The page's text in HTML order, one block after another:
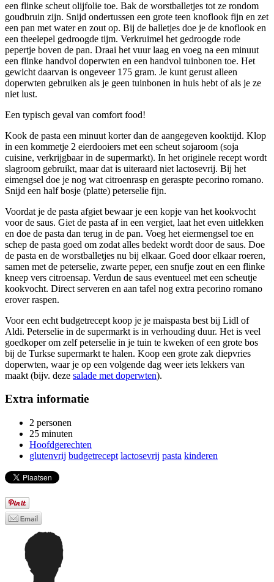
een flinke scheut olijfolie toe. Bak de worstballetjes tot ze rondom
goudbruin zijn. Snijd ondertussen een grote teen knoflook fijn en zet
een pan met water en zout op. Bij de balletjes doe je de knoflook en
een theelepel gedroogde tijm. Verkruimel het gedroogde rode
pepertje boven de pan. Draai het vuur laag en voeg na een minuut
een flinke handvol doperwten en een handvol tuinbonen toe. Het
gewicht daarvan is ongeveer 175 gram. Je kunt gerust alleen
doperwten gebruiken als je geen tuinbonen in huis hebt of als je ze
niet lust.
Een typisch geval van comfort food!
Kook de pasta een minuut korter dan de aangegeven kooktijd. Klop
in een kommetje 2 eierdooiers met een scheut sojaroom (soja
cuisine, verkrijgbaar in de supermarkt). In het originele recept wordt
slagroom gebruikt, maar dat is uiteraard niet lactosevrij. Bij het
eimengsel doe je nog wat citroenrasp en geraspte pecorino romano.
Snijd een half bosje (platte) peterselie fijn.
Voordat je de pasta afgiet bewaar je een kopje van het kookvocht
voor de saus. Giet de pasta af in een vergiet, laat het even uitlekken
en doe de pasta dan terug in de pan. Voeg het eiermengsel toe en
schep de pasta goed om zodat alles bedekt wordt door de saus. Doe
de pasta en de worstballetjes nu bij elkaar. Goed door elkaar roeren,
samen met de peterselie, zwarte peper, een snufje zout en een flinke
kneep vers citroensap. Verdun de saus eventueel met een scheutje
kookvocht. Direct serveren en aan tafel nog extra pecorino romano
erover raspen.
Voor een echt budgetrecept koop je je maispasta best bij Lidl of
Aldi. Peterselie in de supermarkt is in verhouding duur. Het is veel
goedkoper om zelf peterselie in je tuin te kweken of een grote bos
bij de Turkse supermarkt te halen. Koop een grote zak diepvries
doperwten, waar je op een volgende dag weer iets lekkers van
maakt (bijv. deze salade met doperwten).
Extra informatie
2 personen
25 minuten
Hoofdgerechten
glutenvrij budgetrecept lactosevrij pasta kinderen